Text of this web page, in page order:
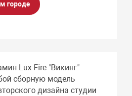
городе
Lux Fire "Викинг"
сборную модель
дизайна студии